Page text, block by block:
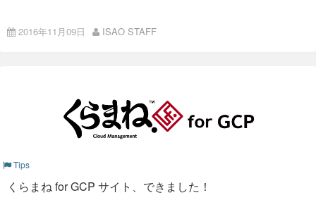
内容
「Yarn、それはnpmに代わる新たな
nodeパッケージマネージャー」
「Electronについて何か喋ります」
当日使用した資料とは違いますが、コンテナの参考資料になり
ます。
ISAO hosted a Meetup.
Almost 50 individuals joined us for this event.
2016年11月09日 ISAO STAFF
Tips
くらまね for GCP サイト、できました！